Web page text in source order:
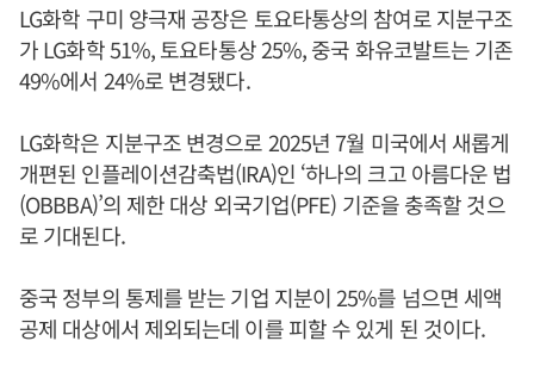
LG화학 구미 양극재 공장은 토요타통상의 참여로 지분구조
가 LG화학 51%, 토요타통상 25%, 중국 화유코발트는 기존
49%에서 24%로 변경됐다.
LG화학은 지분구조 변경으로 2025년 7월 미국에서 새롭게
개편된 인플레이션감축법(IRA)인 ‘하나의 크고 아름다운 법
(OBBBA)’의 제한 대상 외국기업(PFE) 기준을 충족할 것으
로 기대된다.
중국 정부의 통제를 받는 기업 지분이 25%를 넘으면 세액
공제 대상에서 제외되는데 이를 피할 수 있게 된 것이다.